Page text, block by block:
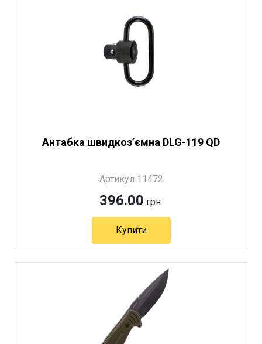
Антабка швидкозʼємна DLG-119 QD
Артикул 11472
396.00 грн.
Купити